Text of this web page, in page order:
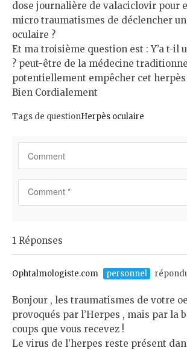
dose journalière de valaciclovir pour
micro traumatismes de déclencher
oculaire ?
Et ma troisième question est : Y’a t-il
? peut-être de la médecine
potentiellement empêcher cet
Bien Cordialement
Tags de questionHerpès oculaire
e
n
t
1 Réponses
Ophtalmologiste.com personnel
Bonjour , les traumatismes de votre
provoqués par l’Herpes , mais par la
coups que vous recevez !
Le virus de l’herpes reste présent